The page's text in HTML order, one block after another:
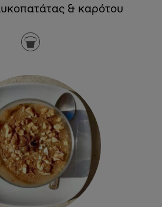
& καρότου